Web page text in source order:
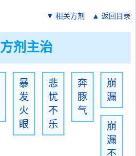
▼ 相关方剂 ▲ 返回目录
方剂主治
暴
发
火
眼
悲
忧
不
乐
奔
豚
气
崩
漏
崩
漏
不